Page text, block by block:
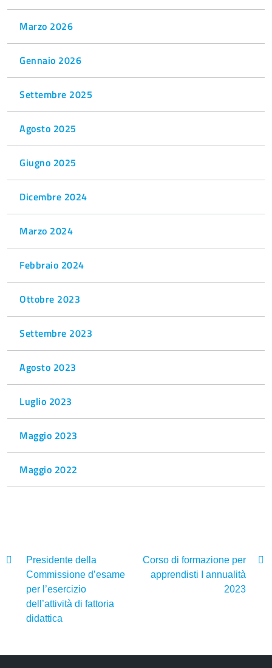
Marzo 2026
Gennaio 2026
Settembre 2025
Agosto 2025
Giugno 2025
Dicembre 2024
Marzo 2024
Febbraio 2024
Ottobre 2023
Settembre 2023
Agosto 2023
Luglio 2023
Maggio 2023
Maggio 2022
Presidente della
Commissione d’esame
per l’esercizio
dell’attività di fattoria
didattica
Corso di formazione per
apprendisti I annualità
2023